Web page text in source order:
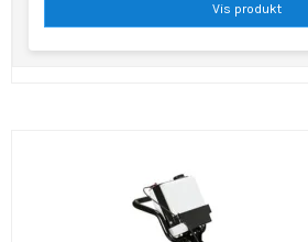
Vis produkt